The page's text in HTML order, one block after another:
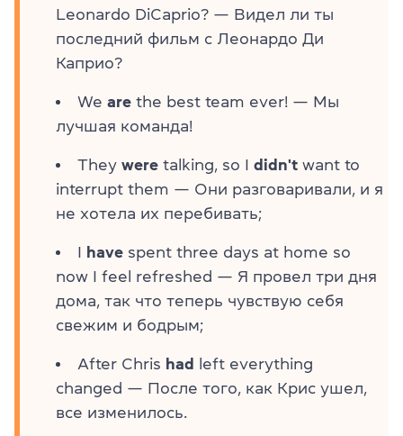
Leonardo DiCaprio? — Видел ли ты
последний фильм с Леонардо Ди
Каприо?
We are the best team ever! — Мы
лучшая команда!
They were talking, so I didn't want to
interrupt them — Они разговаривали, и я
не хотела их перебивать;
I have spent three days at home so
now I feel refreshed — Я провел три дня
дома, так что теперь чувствую себя
свежим и бодрым;
After Chris had
left everything
changed — После того, как Крис ушел,
все изменилось.